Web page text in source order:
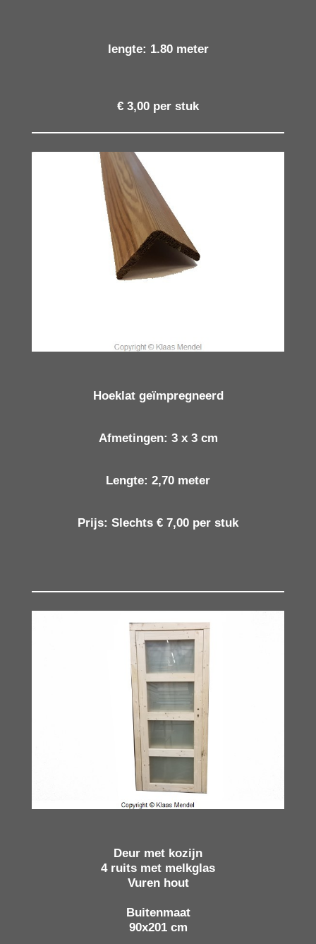
lengte: 1.80 meter
€ 3,00 per stuk
Hoeklat geïmpregneerd
Afmetingen: 3 x 3 cm
Lengte: 2,70 meter
Prijs: Slechts € 7,00 per stuk
Deur met kozijn
4 ruits met melkglas
Vuren hout
Buitenmaat
90x201 cm